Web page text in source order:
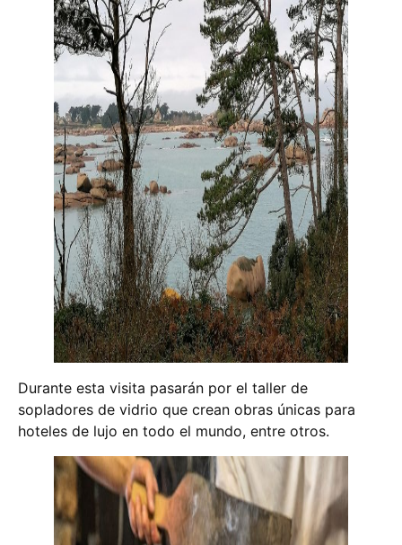
Durante esta visita pasarán por el taller de
sopladores de vidrio que crean obras únicas para
hoteles de lujo en todo el mundo, entre otros.